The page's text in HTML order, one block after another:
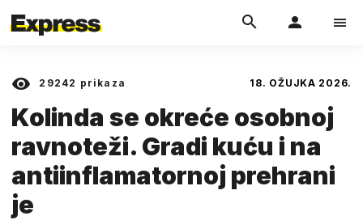
29242 prikaza 18. OŽUJKA 2026.
Kolinda se okreće osobnoj
ravnoteži. Gradi kuću i na
antiinflamatornoj prehrani
je